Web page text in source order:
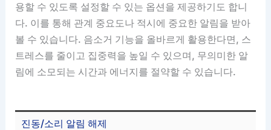
용할 수 있도록 설정할 수 있는 옵션을 제공하기도 합니
다. 이를 통해 관계 중요도나 적시에 중요한 알림을 받아
볼 수 있습니다. 음소거 기능을 올바르게 활용한다면, 스
트레스를 줄이고 집중력을 높일 수 있으며, 무의미한 알
림에 소모되는 시간과 에너지를 절약할 수 있습니다.
진동/소리 알림 해제